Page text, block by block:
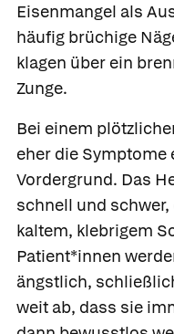
Eisenmangel als
häufig brüchige
klagen über ein
Zunge.
Bei einem
eher die Symptome
Vordergrund. Das
schnell und
kaltem, klebrigem
Patient*innen
ängstlich,
weit ab, dass sie